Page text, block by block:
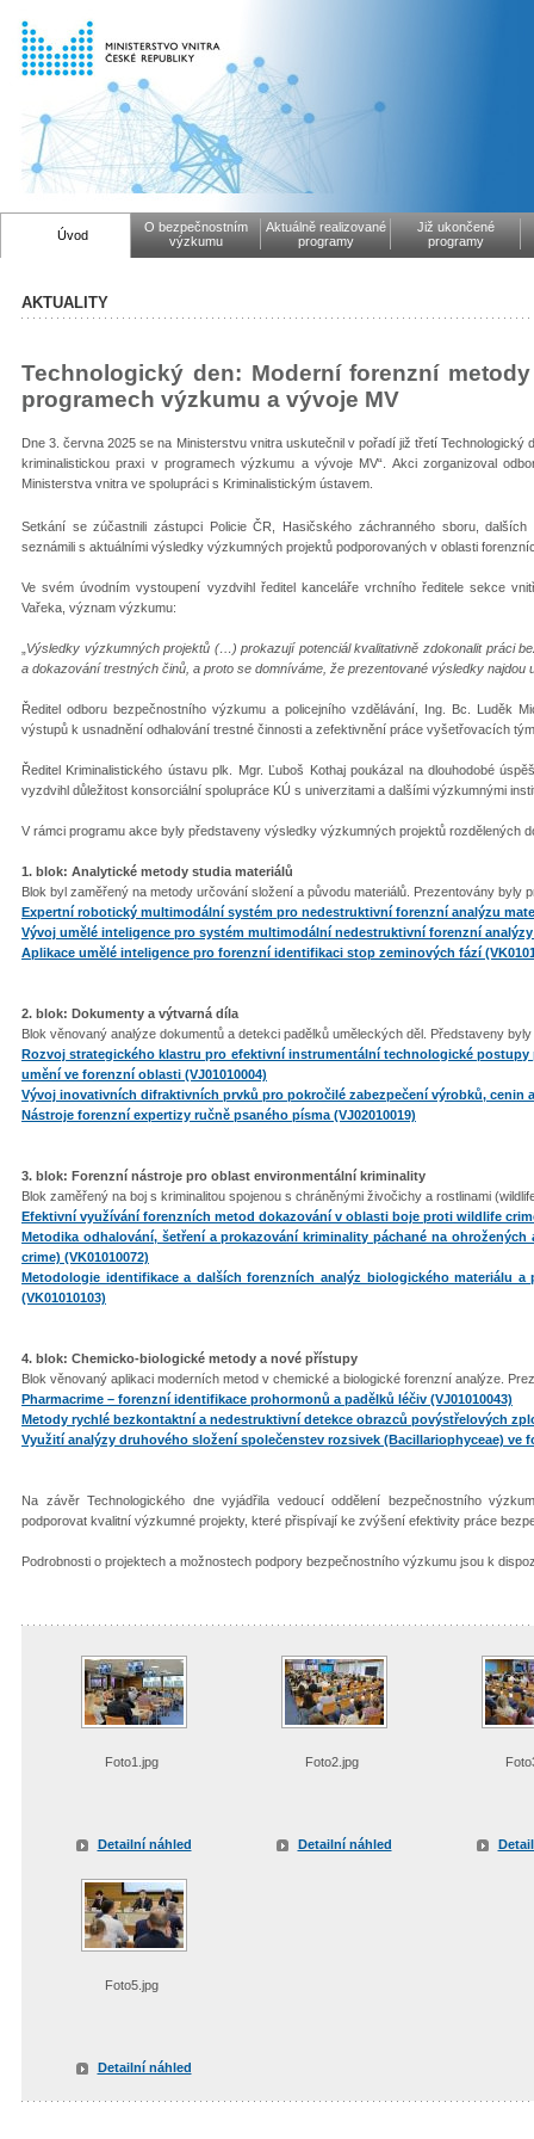
Úvod
O bezpečnostním
výzkumu
Aktuálně realizované
programy
Již ukončené
programy
AKTUALITY
Technologický den: Moderní forenzní
programech výzkumu a vývoje MV
Dne 3. června 2025 se na Ministerstvu vnitra uskutečnil v pořadí již třetí Technologický
kriminalistickou praxi v programech výzkumu a vývoje MV“. Akci zorganizoval
Ministerstva vnitra ve spolupráci s Kriminalistickým ústavem.
Setkání se zúčastnili zástupci Policie ČR, Hasičského záchranného sboru,
seznámili s aktuálními výsledky výzkumných projektů podporovaných v oblasti
Ve svém úvodním vystoupení vyzdvihl ředitel kanceláře vrchního ředitele sekce
Vařeka, význam výzkumu:
Výsledky výzkumných projektů (…) prokazují potenciál kvalitativně zdokonalit práci
a dokazování trestných činů, a proto se domníváme, že prezentované výsledky najdou
Ředitel odboru bezpečnostního výzkumu a policejního vzdělávání, Ing. Bc. Luděk
výstupů k usnadnění odhalování trestné činnosti a zefektivnění práce vyšetřovacích
Ředitel Kriminalistického ústavu plk. Mgr. Ľuboš Kothaj poukázal na dlouhodobé
vyzdvihl důležitost konsorciální spolupráce KÚ s univerzitami a dalšími výzkumnými
V rámci programu akce byly představeny výsledky výzkumných projektů rozdělených
1. blok: Analytické metody studia materiálů
Blok byl zaměřený na metody určování složení a původu materiálů. Prezentovány byly
Expertní robotický multimodální systém pro nedestruktivní forenzní analýzu
Vývoj umělé inteligence pro systém multimodální nedestruktivní forenzní analýzy
Aplikace umělé inteligence pro forenzní identifikaci stop zeminových fází
2. blok: Dokumenty a výtvarná díla
Blok věnovaný analýze dokumentů a detekci padělků uměleckých děl. Představeny
Rozvoj strategického klastru pro efektivní instrumentální technologické
umění ve forenzní oblasti (VJ01010004)
Vývoj inovativních difraktivních prvků pro pokročilé zabezpečení výrobků, cenin
Nástroje forenzní expertizy ručně psaného písma (VJ02010019)
3. blok: Forenzní nástroje pro oblast environmentální kriminality
Blok zaměřený na boj s kriminalitou spojenou s chráněnými živočichy a rostlinami
Efektivní využívání forenzních metod dokazování v oblasti boje proti wildlife
Metodika odhalování, šetření a prokazování kriminality páchané na
crime) (VK01010072)
Metodologie identifikace a dalších forenzních analýz biologického materiálu
(VK01010103)
4. blok: Chemicko-biologické metody a nové přístupy
Blok věnovaný aplikaci moderních metod v chemické a biologické forenzní analýze.
Pharmacrime – forenzní identifikace prohormonů a padělků léčiv (VJ01010043)
Metody rychlé bezkontaktní a nedestruktivní detekce obrazců povýstřelových
Využití analýzy druhového složení společenstev rozsivek (Bacillariophyceae) ve
Na závěr Technologického dne vyjádřila vedoucí oddělení bezpečnostního
podporovat kvalitní výzkumné projekty, které přispívají ke zvýšení efektivity práce
Podrobnosti o projektech a možnostech podpory bezpečnostního výzkumu jsou k
Foto1.jpg
Detailní náhled
Foto2.jpg
Detailní náhled
Foto5.jpg
Detailní náhled